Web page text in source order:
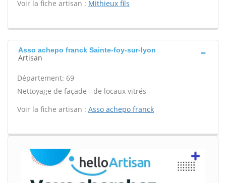
Voir la fiche artisan : Mithieux fils
Asso achepo franck Sainte-foy-sur-lyon
Artisan
Département: 69
Nettoyage de façade - de locaux vitrés -
Voir la fiche artisan : Asso achepo franck